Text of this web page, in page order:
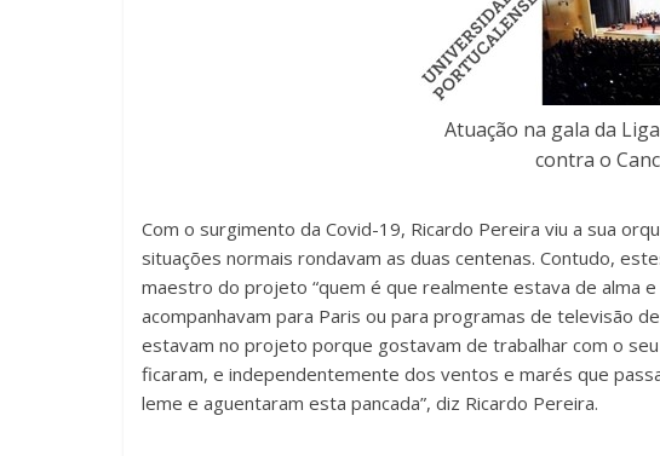
Atuação na gala da
contra o
Com o surgimento da Covid-19, Ricardo Pereira viu a sua
situações normais rondavam as duas centenas. Contudo,
maestro do projeto “quem é que realmente estava de alma
acompanhavam para Paris ou para programas de televisão
estavam no projeto porque gostavam de trabalhar com o
ficaram, e independentemente dos ventos e marés que
leme e aguentaram esta pancada”, diz Ricardo Pereira.